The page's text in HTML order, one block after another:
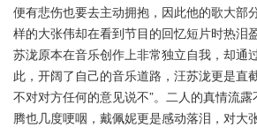
便有悲伤也要去主动拥抱，因此他的歌大部
样的大张伟却在看到节目的回忆短片时热泪
苏泷原本在音乐创作上非常独立自我，却通
此，开阔了自己的音乐道路，汪苏泷更是直
不对对方任何的意见说不”。二人的真情流
腾也几度哽咽，戴佩妮更是感动落泪，对大